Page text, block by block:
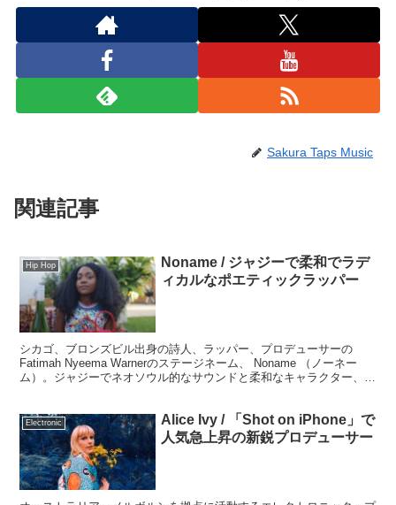
Sakura Taps Music
関連記事
Hip Hop
Noname / ジャジーで柔和でラデ
ィカルなポエティックラッパー
シカゴ、ブロンズビル出身の詩人、ラッパー、プロデューサーの
Fatimah Nyeema Warnerのステージネーム、 Noname （ノーネー
ム）。ジャジーでネオソウル的なサウンドと柔和なキャラクター、ポ
Electronic
Alice Ivy / 「Shot on iPhone」で
人気急上昇の新鋭プロデューサー